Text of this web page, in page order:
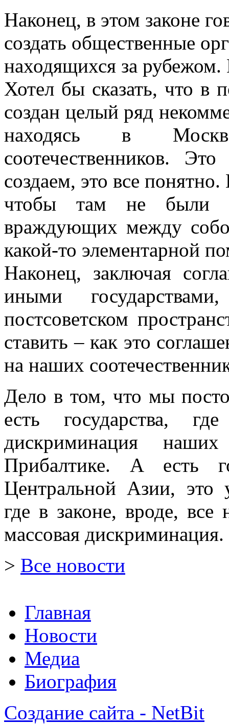
Наконец, в этом законе
создать общественные
находящихся за
Хотел бы сказать, что в
создан целый ряд
находясь в
соотечественников.
создаем, это все
чтобы там не были
враждующих между
какой-то элементарной
Наконец, заключая
иными
постсоветском
ставить – как это
на наших
Дело в том, что мы
есть государства,
дискриминация
Прибалтике. А есть
Центральной Азии, это
где в законе, вроде, все
массовая дискриминация.
> Все новости
Главная
Новости
Медиа
Биография
Создание сайта - NetBit